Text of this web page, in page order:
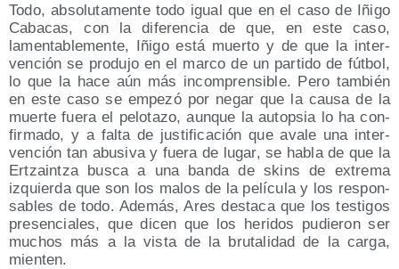
Todo, abso­lu­ta­men­te todo igual que en el caso de Iñi­go
Caba­cas, con la dife­ren­cia de que, en este caso,
lamen­ta­ble­men­te, Iñi­go está muer­to y de que la inter­
ven­ción se pro­du­jo en el mar­co de un par­ti­do de fút­bol,
lo que la hace aún más incom­pren­si­ble. Pero tam­bién
en este caso se empe­zó por negar que la cau­sa de la
muer­te fue­ra el pelo­ta­zo, aun­que la autop­sia lo ha con­
fir­ma­do, y a fal­ta de jus­ti­fi­ca­ción que ava­le una inter­
ven­ción tan abu­si­va y fue­ra de lugar, se habla de que la
Ertzain­tza bus­ca a una ban­da de skins de extre­ma
izquier­da que son los malos de la pelí­cu­la y los res­pon­
sa­bles de todo. Ade­más, Ares des­ta­ca que los tes­ti­gos
pre­sen­cia­les, que dicen que los heri­dos pudie­ron ser
muchos más a la vis­ta de la bru­ta­li­dad de la car­ga,
mienten.